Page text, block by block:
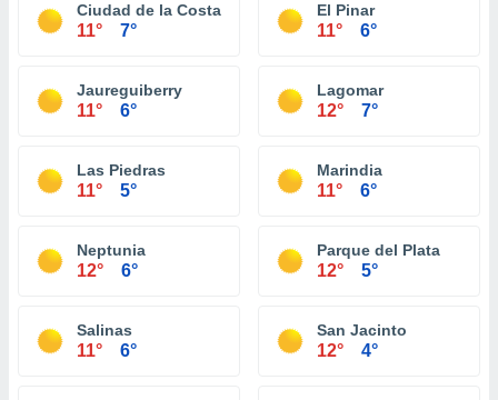
Ciudad de la Costa
11° 7°
El Pinar
11° 6°
Jaureguiberry
11° 6°
Lagomar
12° 7°
Las Piedras
11° 5°
Marindia
11° 6°
Neptunia
12° 6°
Parque del Plata
12° 5°
Salinas
11° 6°
San Jacinto
12° 4°